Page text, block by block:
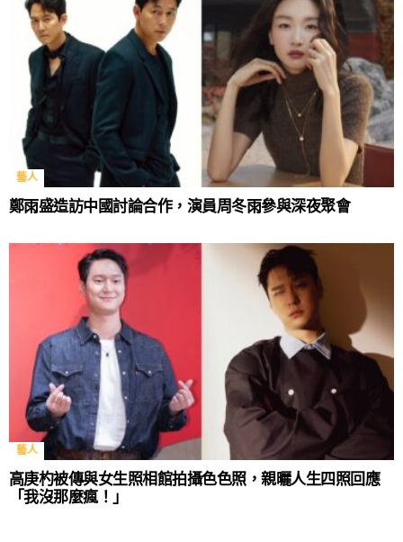
藝人
鄭雨盛造訪中國討論合作，演員周冬雨參與深夜聚會
藝人
高庚杓被傳與女生照相館拍攝色色照，親曬人生四照回應
「我沒那麼瘋！」